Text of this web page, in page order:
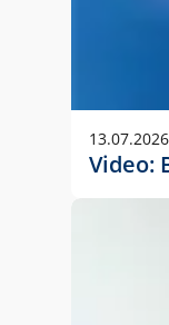
13.07.2026
Video: